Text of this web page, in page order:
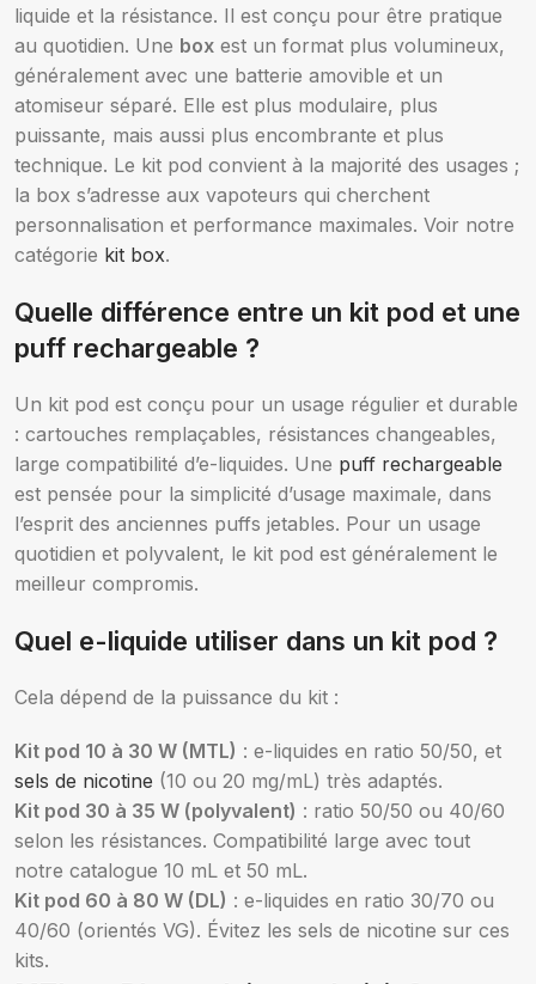
liquide et la résistance. Il est conçu pour être pratique
au quotidien. Une box est un format plus volumineux,
généralement avec une batterie amovible et un
atomiseur séparé. Elle est plus modulaire, plus
puissante, mais aussi plus encombrante et plus
technique. Le kit pod convient à la majorité des usages ;
la box s’adresse aux vapoteurs qui cherchent
personnalisation et performance maximales. Voir notre
catégorie kit box.
Quelle différence entre un kit pod et une
puff rechargeable ?
Un kit pod est conçu pour un usage régulier et durable
: cartouches remplaçables, résistances changeables,
large compatibilité d’e-liquides. Une puff rechargeable
est pensée pour la simplicité d’usage maximale, dans
l’esprit des anciennes puffs jetables. Pour un usage
quotidien et polyvalent, le kit pod est généralement le
meilleur compromis.
Quel e-liquide utiliser dans un kit pod ?
Cela dépend de la puissance du kit :
Kit pod 10 à 30 W (MTL) : e-liquides en ratio 50/50, et
sels de nicotine (10 ou 20 mg/mL) très adaptés.
Kit pod 30 à 35 W (polyvalent) : ratio 50/50 ou 40/60
selon les résistances. Compatibilité large avec tout
notre catalogue 10 mL et 50 mL.
Kit pod 60 à 80 W (DL) : e-liquides en ratio 30/70 ou
40/60 (orientés VG). Évitez les sels de nicotine sur ces
kits.